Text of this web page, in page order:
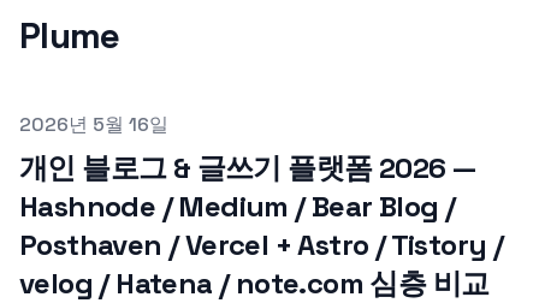
Plume
Published on
2026년 5월 16일
개인 블로그 & 글쓰기 플랫폼 2026 —
Hashnode / Medium / Bear Blog /
Posthaven / Vercel + Astro / Tistory /
velog / Hatena / note.com 심층 비교